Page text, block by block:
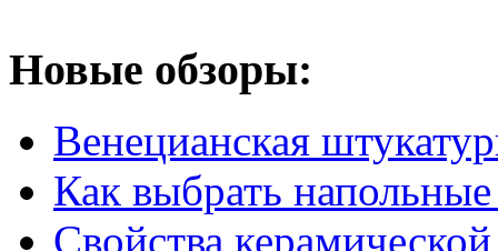
Новые обзоры:
Венецианская
Как выбрать
Свойства